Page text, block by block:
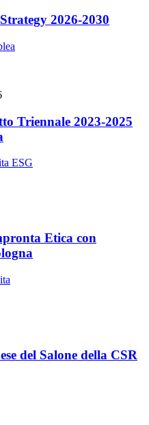
2026-2030
Triennale 2023-2025
Etica con
del Salone della CSR